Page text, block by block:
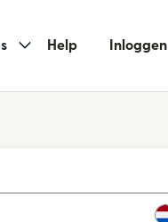
Help Inloggen